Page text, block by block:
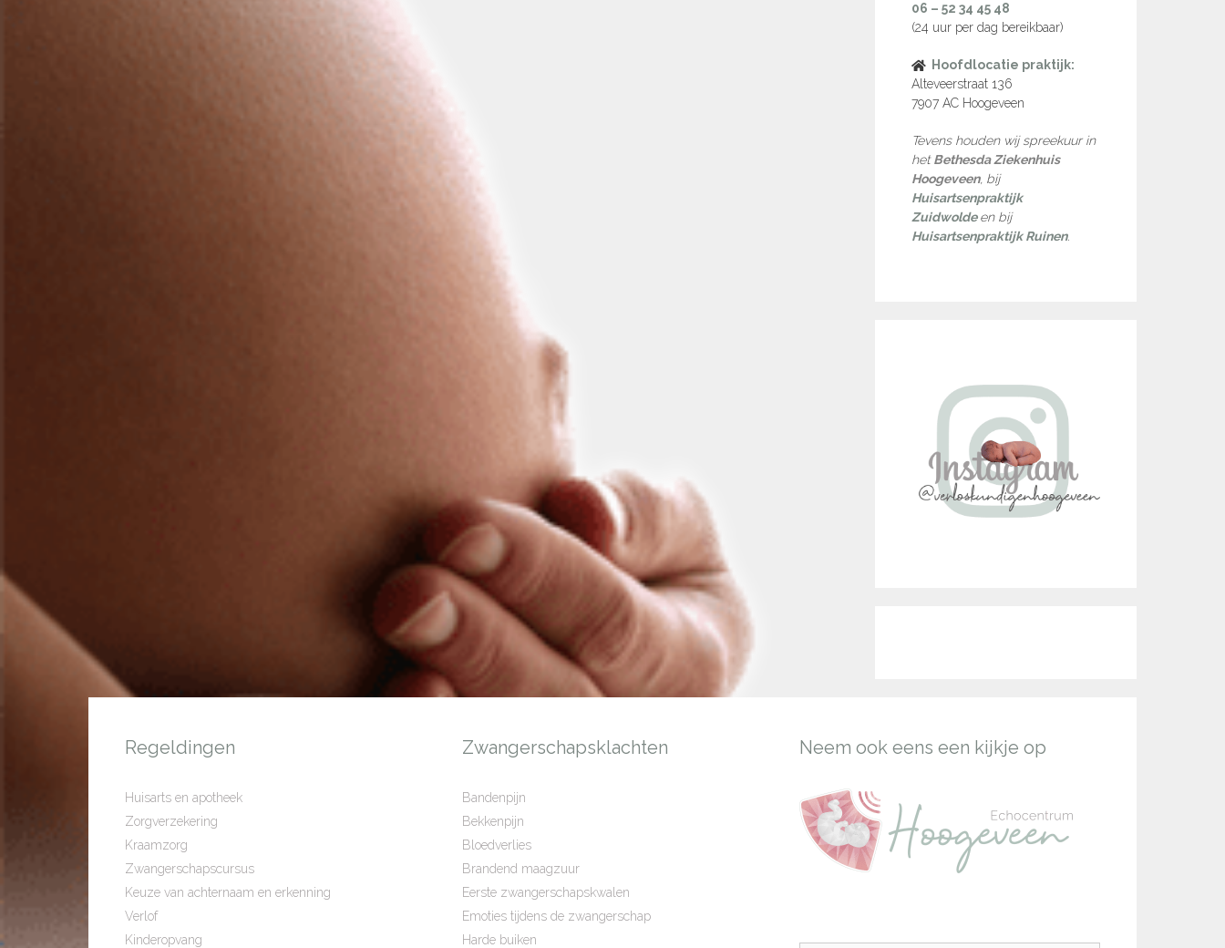
06 – 52 34 45 48
(24 uur per dag bereikbaar)
Hoofdlocatie praktijk:
Alteveerstraat 136
7907 AC Hoogeveen
Tevens houden wij spreekuur in
hetBethesda Ziekenhuis
Hoogeveen, bij
Huisartsenpraktijk
Zuidwolde en bij
Huisartsenpraktijk Ruinen.
Regeldingen
Huisarts en apotheek
Zorgverzekering
Kraamzorg
Zwangerschapscursus
Keuze van achternaam en erkenning
Verlof
Kinderopvang
Zwangerschapsklachten
Bandenpijn
Bekkenpijn
Bloedverlies
Brandend maagzuur
Eerste zwangerschapskwalen
Emoties tijdens de zwangerschap
Harde buiken
Neem ook eens een kijkje op